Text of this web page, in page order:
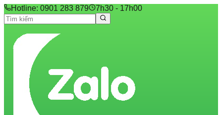
Hotline: 0901 283 879 7h30 - 17h00